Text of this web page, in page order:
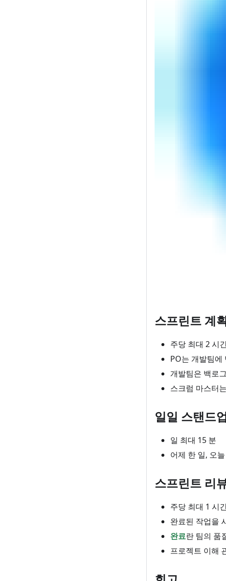
스프린트 계
주당 최대 2 시
PO는 개발팀에
개발팀은 백로
스크럼 마스터
일일 스탠드
일 최대 15 분
어제 한 일, 오
스프린트 리
주당 최대 1 시
완료된 작업을
완료란 팀의 품
프로젝트 이해